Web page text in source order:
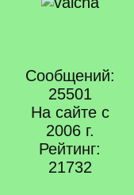
Сообщений:
25501
На сайте с
2006 г.
Рейтинг:
21732